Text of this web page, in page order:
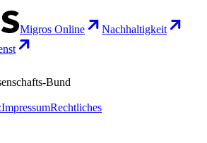
Migros Online
Nachhaltigkeit
Bund
ImpressumRechtliches